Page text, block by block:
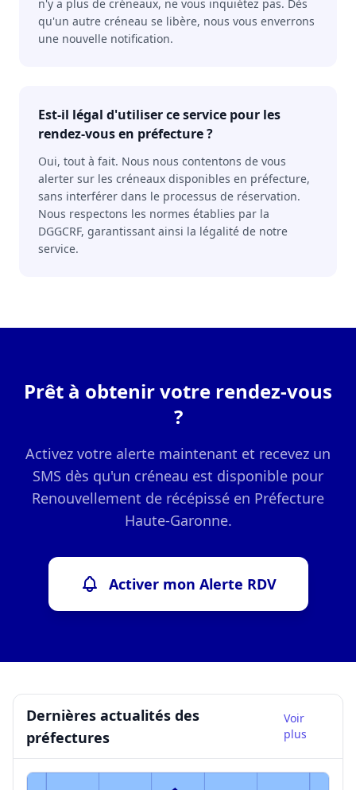
n'y a plus de créneaux, ne vous inquiétez pas. Dès
qu'un autre créneau se libère, nous vous enverrons
une nouvelle notification.
Est-il légal d'utiliser ce service pour les
rendez-vous en préfecture ?
Oui, tout à fait. Nous nous contentons de vous
alerter sur les créneaux disponibles en préfecture,
sans interférer dans le processus de réservation.
Nous respectons les normes établies par la
DGGCRF, garantissant ainsi la légalité de notre
service.
Prêt à obtenir votre rendez-vous
?
Activez votre alerte maintenant et recevez un
SMS dès qu'un créneau est disponible pour
Renouvellement de récépissé en Préfecture
Haute-Garonne.
Activer mon Alerte RDV
Dernières actualités des
préfectures
Voir
plus